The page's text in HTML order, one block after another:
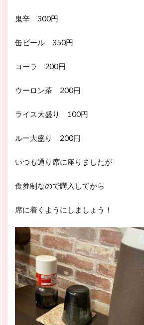
鬼辛 300円
缶ビール 350円
コーラ 200円
ウーロン茶 200円
ライス大盛り 100円
ルー大盛り 200円
いつも通り席に座りましたが
食券制なので購入してから
席に着くようにしましょう！